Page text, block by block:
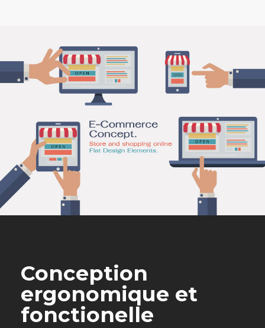
Conception
ergonomique et
fonctionelle